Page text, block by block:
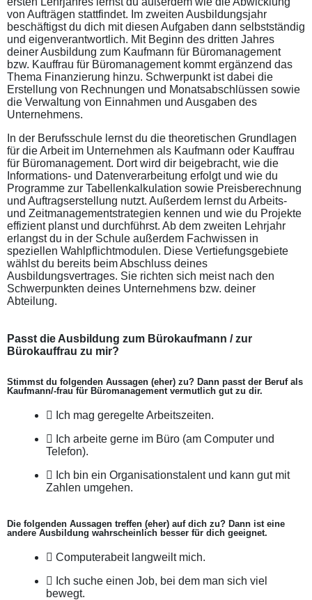
von Aufträgen stattfindet. Im zweiten Ausbildungsjahr
beschäftigst du dich mit diesen Aufgaben dann selbstständig
und eigenverantwortlich. Mit Beginn des dritten Jahres
deiner Ausbildung zum Kaufmann für Büromanagement
bzw. Kauffrau für Büromanagement kommt ergänzend das
Thema Finanzierung hinzu. Schwerpunkt ist dabei die
Erstellung von Rechnungen und Monatsabschlüssen sowie
die Verwaltung von Einnahmen und Ausgaben des
Unternehmens.
In der Berufsschule lernst du die theoretischen Grundlagen
für die Arbeit im Unternehmen als Kaufmann oder Kauffrau
für Büromanagement. Dort wird dir beigebracht, wie die
Informations- und Datenverarbeitung erfolgt und wie du
Programme zur Tabellenkalkulation sowie Preisberechnung
und Auftragserstellung nutzt. Außerdem lernst du Arbeits-
und Zeitmanagementstrategien kennen und wie du Projekte
effizient planst und durchführst. Ab dem zweiten Lehrjahr
erlangst du in der Schule außerdem Fachwissen in
speziellen Wahlpflichtmodulen. Diese Vertiefungsgebiete
wählst du bereits beim Abschluss deines
Ausbildungsvertrages. Sie richten sich meist nach den
Schwerpunkten deines Unternehmens bzw. deiner
Abteilung.
Passt die Ausbildung zum Bürokaufmann / zur
Bürokauffrau zu mir?
Stimmst du folgenden Aussagen (eher) zu? Dann passt der Beruf als
Kaufmann/-frau für Büromanagement vermutlich gut zu dir.
Ich mag geregelte Arbeitszeiten.
Ich arbeite gerne im Büro (am Computer und
Telefon).
Ich bin ein Organisationstalent und kann gut mit
Zahlen umgehen.
Die folgenden Aussagen treffen (eher) auf dich zu? Dann ist eine
andere Ausbildung wahrscheinlich besser für dich geeignet.
Computerabeit langweilt mich.
Ich suche einen Job, bei dem man sich viel
bewegt.